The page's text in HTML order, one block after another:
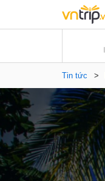
Tin tức >